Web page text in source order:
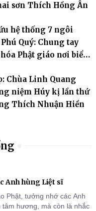
sơn Thích Hồng Ân
hệ thống 7 ngôi
Quý: Chung tay
Phật giáo nơi biển
Chùa Linh Quang
niệm Húy kị lần thứ
Thích Nhuận Hiền
Anh hùng Liệt sĩ
Phật, tưởng nhớ các Anh
hương, mà còn là nhắc